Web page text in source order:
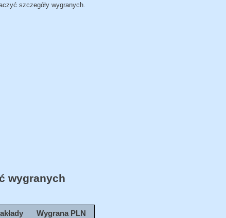
szczegóły wygranych.
wygranych
Wygrana PLN